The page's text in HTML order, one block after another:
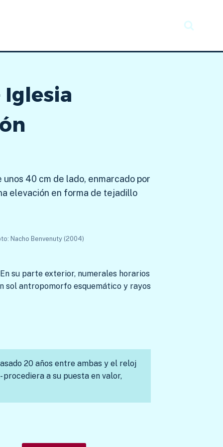
Iglesia
40 cm de lado, enmarcado por
elevación en forma de tejadillo
Nacho Benvenuty (2004)
su parte exterior, numerales horarios
sol antropomorfo esquemático y rayos
20 años entre ambas y el reloj
a su puesta en valor,